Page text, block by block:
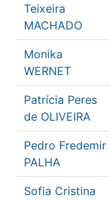
Teixeira
MACHADO
Monika
WERNET
Patrícia Peres
de OLIVEIRA
Pedro Fredemir
PALHA
Sofia Cristina